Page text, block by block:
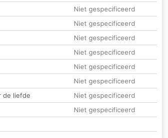
Niet gespecificeerd
Niet gespecificeerd
Niet gespecificeerd
Niet gespecificeerd
Niet gespecificeerd
Niet gespecificeerd
de liefde
Niet gespecificeerd
Niet gespecificeerd